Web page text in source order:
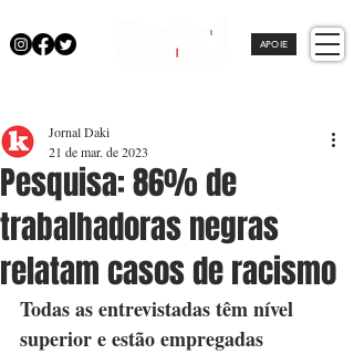
APOIE
Pesquisa: 86% de
trabalhadoras negras
relatam casos de racismo
Jornal Daki
21 de mar. de 2023
Todas as entrevistadas têm nível
superior e estão empregadas